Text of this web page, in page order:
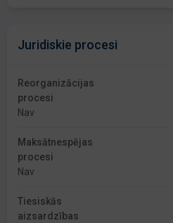
Juridiskie procesi
Reorganizācijas
procesi
Nav
Maksātnespējas
procesi
Nav
Tiesiskās
aizsardzības